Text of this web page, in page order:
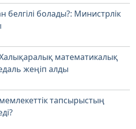
белгілі болады?: Министрлік
математикалық
жеңіп алды
тапсырыстың